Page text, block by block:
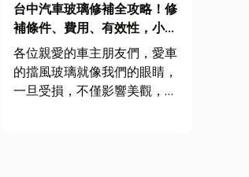
台中汽車玻璃修補全攻略！修
補條件、費用、有效性，小編
一次告訴您！
各位親愛的車主朋友們，愛車
的擋風玻璃就像我們的眼睛，
一旦受損，不僅影響美觀，更